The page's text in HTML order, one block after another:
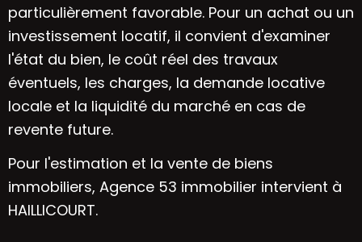
particulièrement favorable. Pour un achat ou un
investissement locatif, il convient d'examiner
l'état du bien, le coût réel des travaux
éventuels, les charges, la demande locative
locale et la liquidité du marché en cas de
revente future.
Pour l'estimation et la vente de biens
immobiliers, Agence 53 immobilier intervient à
HAILLICOURT.